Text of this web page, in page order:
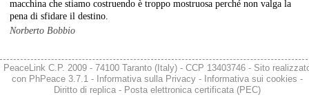
cronachetarantine.it/index.php
Il ministro ha ribadito che il Governo applicherà la sentenza, ma
agirà per evitare quella che i sindacati definiscono una “bomba
continuità produttiva degli stabilimenti a valle.
#ILVA
macchina che stiamo costruendo è troppo mostruosa perché non valga la
pena di sfidare il destino.
Norberto Bobbio
PeaceLink C.P. 2009 - 74100 Taranto (Italy) - CCP 13403746 - Sito
con PhPeace 3.7.1 - Informativa sulla Privacy- Informativa sui cookies -
Diritto di replica- Posta elettronica certificata (PEC)